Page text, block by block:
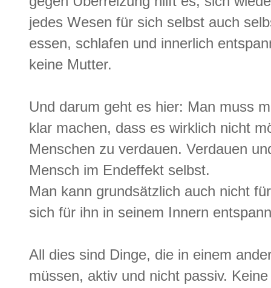
jedes Wesen für sich selbst auch
essen, schlafen und innerlich
keine Mutter.
Und darum geht es hier: Man muss
klar machen, dass es wirklich nicht
Menschen zu verdauen. Verdauen
Mensch im Endeffekt selbst.
Man kann grundsätzlich auch nicht
sich für ihn in seinem Innern
All dies sind Dinge, die in einem
müssen, aktiv und nicht passiv.